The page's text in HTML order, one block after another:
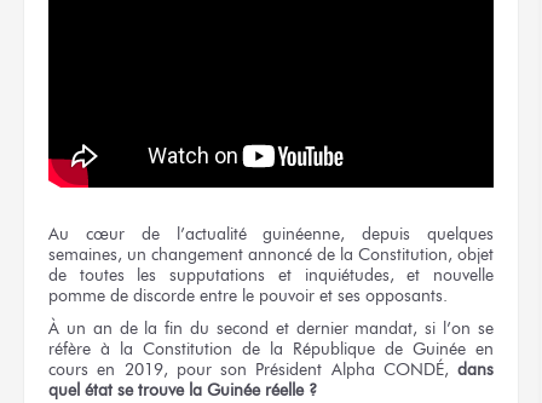
Au cœur de l’actualité guinéenne, depuis quelques
semaines, un changement annoncé de la Constitution, objet
de toutes les supputations et inquiétudes, et nouvelle
pomme de discorde entre le pouvoir et ses opposants.
À un an de la fin du second et dernier mandat, si l’on se
réfère à la Constitution de la République de Guinée en
cours en 2019, pour son Président Alpha CONDÉ, dans
quel état se trouve la Guinée réelle ?